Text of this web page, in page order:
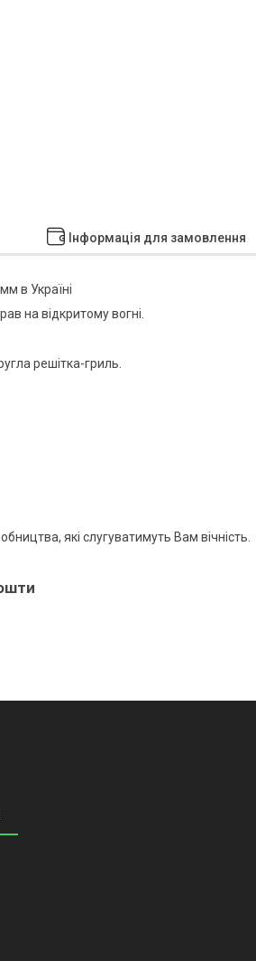
Інформація для замовлення
в Україні
на відкритому вогні.
решітка-гриль.
які слугуватимуть Вам вічність.